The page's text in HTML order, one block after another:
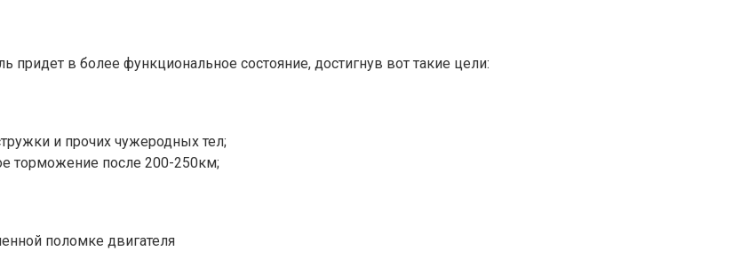
придет в более функциональное состояние, достигнув вот такие цели:
и прочих чужеродных тел;
торможение после 200-250км;
поломке двигателя